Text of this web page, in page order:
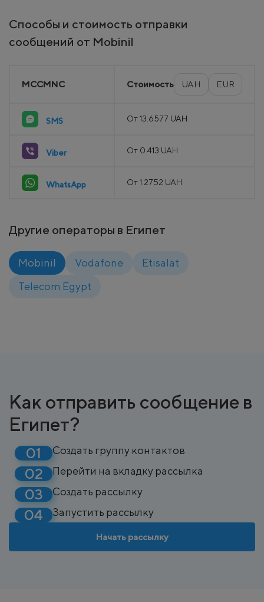
Способы и стоимость отправки
сообщений от Mobinil
MCCMNC Стоимость UAH EUR
SMS От 13.6577 UAH
Viber От 0.413 UAH
WhatsApp От 1.2752 UAH
Другие операторы в Египет
Mobinil Vodafone
Etisalat
Telecom Egypt
Как отправить сообщение в
Египет?
Создать группу контактов
Перейти на вкладку рассылка
Создать рассылку
Запустить рассылку
Начать рассылку